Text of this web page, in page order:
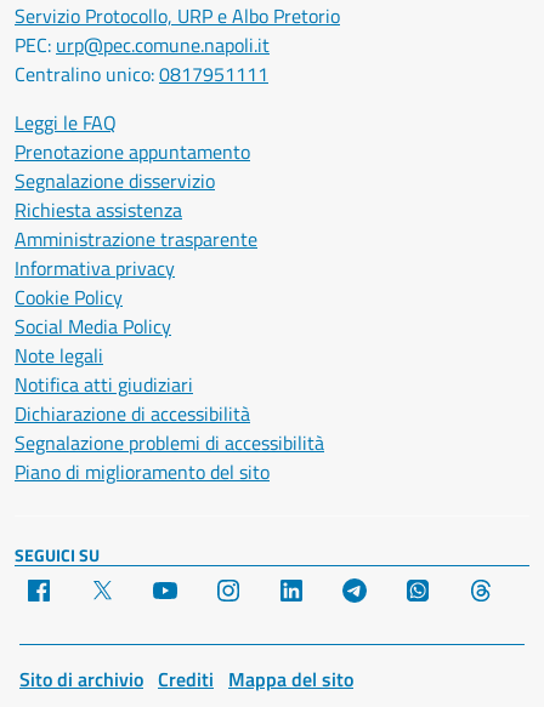
Servizio Protocollo, URP e Albo Pretorio
PEC: urp@pec.comune.napoli.it
Centralino unico:0817951111
Leggi le FAQ
Prenotazione appuntamento
Segnalazione disservizio
Richiesta assistenza
Amministrazione trasparente
Informativa privacy
Cookie Policy
Social Media Policy
Note legali
Notifica atti giudiziari
Dichiarazione di accessibilità
Segnalazione problemi di accessibilità
Piano di miglioramento del sito
SEGUICI SU
Facebook YouTube Instagram LinkedIn Telegram WhatsApp
Sito di archivio Crediti Mappa del sito